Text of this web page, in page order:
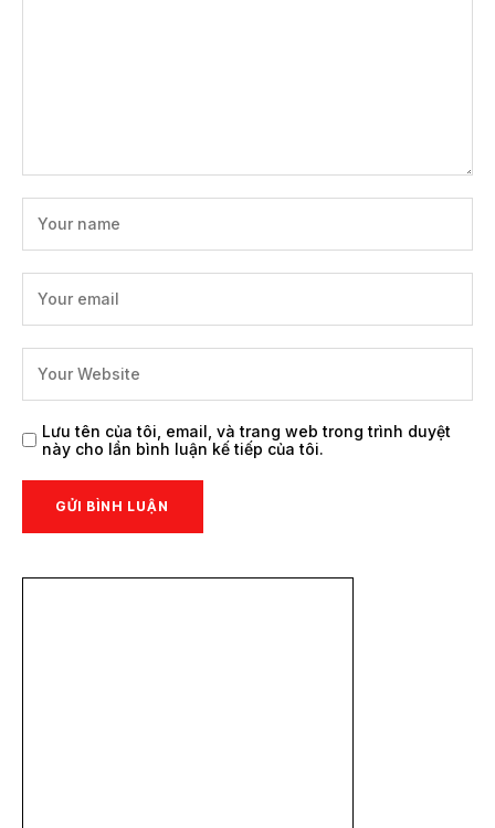
Lưu tên của tôi, email, và trang web trong trình duyệt
này cho lần bình luận kế tiếp của tôi.